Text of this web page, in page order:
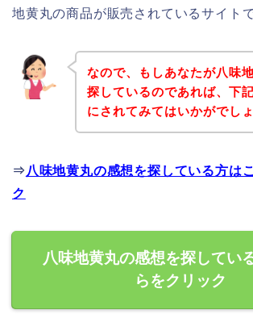
地黄丸の商品が販売されているサイトで
なので、もしあなたが八味
探しているのであれば、下
にされてみてはいかがでし
⇒ 八味地黄丸の感想を探している方は
ク
八味地黄丸の感想を探してい
らをクリック